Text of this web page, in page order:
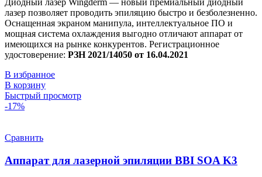
лазер позволяет проводить эпиляцию быстро и безболезненно.
Оснащенная экраном манипула, интеллектуальное ПО и
мощная система охлаждения выгодно отличают аппарат от
имеющихся на рынке конкурентов. Регистрационное
удостоверение: РЗН 2021/14050 от 16.04.2021
В избранное
В корзину
Быстрый просмотр
-17%
Сравнить
Аппарат для лазерной эпиляции BBI SOA K3